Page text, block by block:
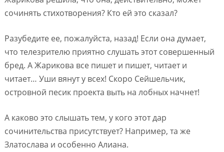
сочинять стихотворения? Кто ей это сказал?
Разубедите ее, пожалуйста, назад! Если она думает,
что телезрителю приятно слушать этот совершенный
бред. А Жарикова все пишет и пишет, читает и
читает… Уши вянут у всех! Скоро Сейшельчик,
островной песик проекта выть на лобных начнет!
А каково это слышать тем, у кого этот дар
сочинительства присутствует? Например, та же
Златослава и особенно Алиана.